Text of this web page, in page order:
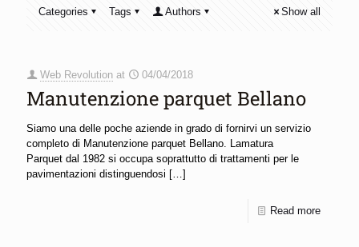
Categories Tags Authors Show all
Web Revolution at 04/04/2018
Manutenzione parquet Bellano
Siamo una delle poche aziende in grado di fornirvi un servizio
completo di Manutenzione parquet Bellano. Lamatura
Parquet dal 1982 si occupa soprattutto di trattamenti per le
pavimentazioni distinguendosi […]
Read more